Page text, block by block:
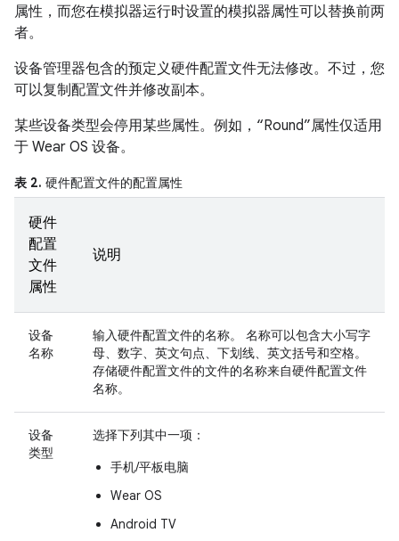
属性，而您在模拟器运行时设置的模拟器属性可以替换前两
者。
设备管理器包含的预定义硬件配置文件无法修改。不过，您
可以复制配置文件并修改副本。
某些设备类型会停用某些属性。例如，“Round”属性仅适用
于 Wear OS 设备。
表 2. 硬件配置文件的配置属性
硬件
配置
文件
属性
说明
设备
名称
输入硬件配置文件的名称。 名称可以包含大小写字
母、数字、英文句点、下划线、英文括号和空格。
存储硬件配置文件的文件的名称来自硬件配置文件
名称。
设备
类型
选择下列其中一项：
手机/平板电脑
Wear OS
Android TV